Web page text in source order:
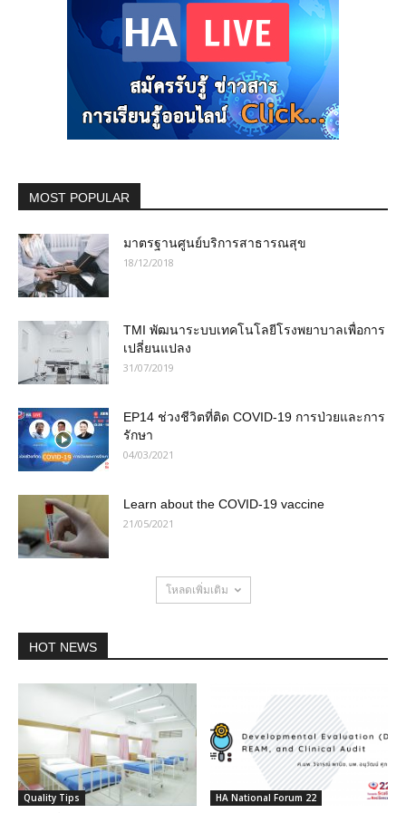
MOST POPULAR
มาตรฐานศูนย์บริการสาธารณสุข
18/12/2018
TMI พัฒนาระบบเทคโนโลยีโรงพยาบาลเพื่อการ
เปลี่ยนแปลง
31/07/2019
EP14 ช่วงชีวิตที่ติด COVID-19 การป่วยและการ
รักษา
04/03/2021
Learn about the COVID-19 vaccine
21/05/2021
โหลดเพิ่มเติม
HOT NEWS
Quality Tips HA National Forum 22